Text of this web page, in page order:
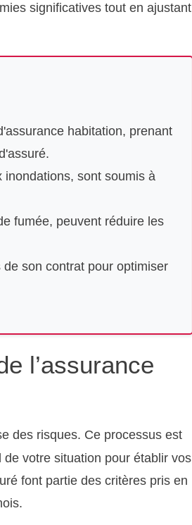
significatives tout en ajustant
habitation, prenant
sont soumis à
fumée, peuvent réduire les
son contrat pour optimiser
l’assurance
des risques. Ce processus est
votre situation pour établir vos
font partie des critères pris en